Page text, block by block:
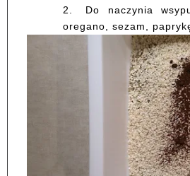
2.
Do naczynia
oregano, sezam,